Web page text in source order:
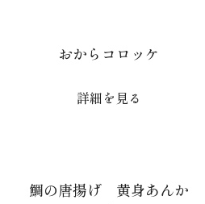
おからコロッケ
詳細を見る
鯛の唐揚げ 黄身あんか